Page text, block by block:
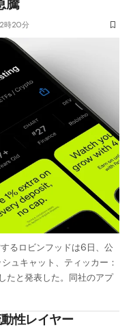
時20分
るロビンフッドは6日、公
ュキャット、ティッカー：
たと発表した。同社のアプ
性レイヤー